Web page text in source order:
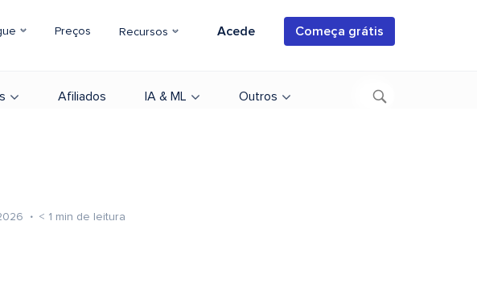
Preços Recursos Acede Começa grátis
Afiliados IA & ML Outros
< 1 min de leitura